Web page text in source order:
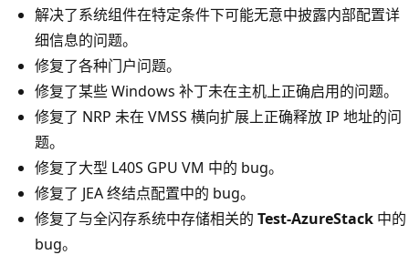
解决了系统组件在特定条件下可能无意中披露内部配置详
细信息的问题。
修复了各种门户问题。
修复了某些 Windows 补丁未在主机上正确启用的问题。
修复了 NRP 未在 VMSS 横向扩展上正确释放 IP 地址的问
题。
修复了大型 L40S GPU VM 中的 bug。
修复了 JEA 终结点配置中的 bug。
修复了与全闪存系统中存储相关的 Test-AzureStack 中的
bug。